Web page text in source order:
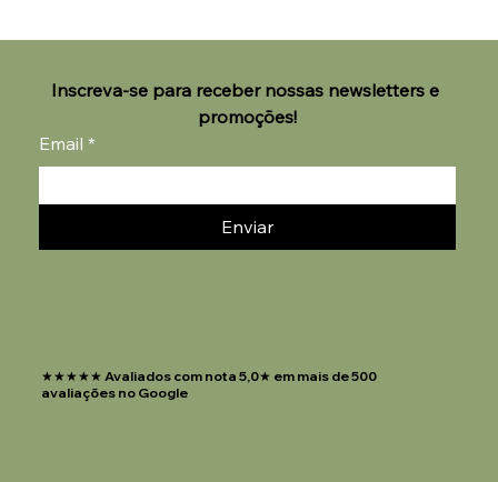
Inscreva-se para receber nossas newsletters e
promoções!
Email *
Enviar
★★★★★ Avaliados com nota 5,0★ em mais de 500
avaliações no Google